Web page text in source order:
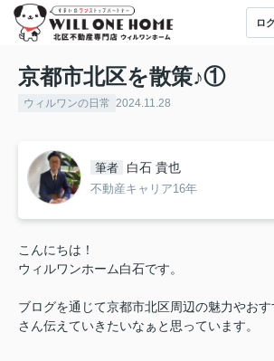
ロ
京都市北区を散策♪①
ウィルワンの日常 2024.11.28
筆者 白石 貴也
不動産キャリア16年
こんにちは！
ウィルワンホーム白石です。
ブログを通じて京都市北区周辺の魅力やおす
さん伝えていきたいなぁと思っています。